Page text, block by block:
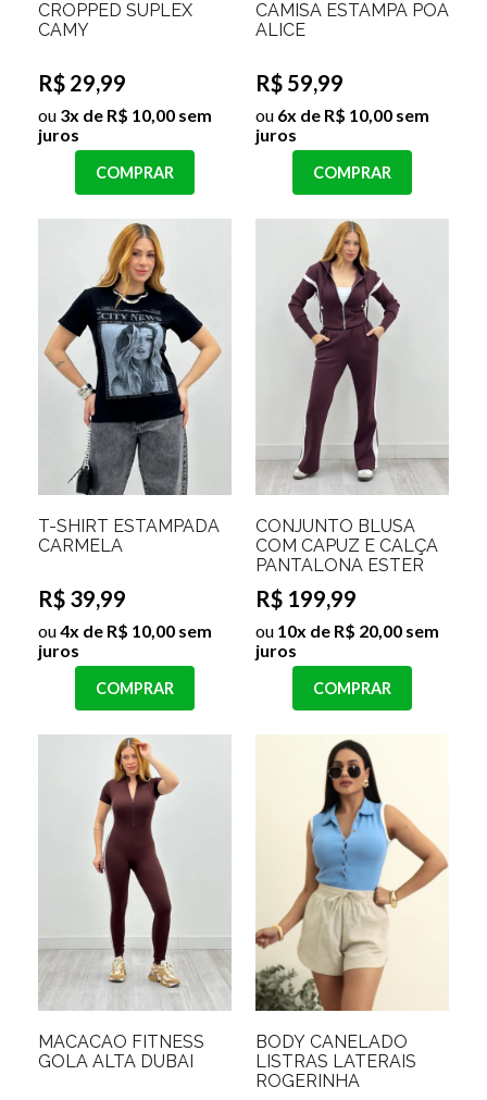
CROPPED SUPLEX
CAMY
R$ 29,99
ou 3x de R$ 10,00 sem
juros
COMPRAR
CAMISA ESTAMPA POÁ
ALICE
R$ 59,99
ou 6x de R$ 10,00 sem
juros
COMPRAR
T-SHIRT ESTAMPADA
CARMELA
R$ 39,99
ou4x de R$ 10,00 sem
juros
COMPRAR
CONJUNTO BLUSA
COM CAPUZ E CALÇA
PANTALONA ESTER
R$ 199,99
ou 10x de R$ 20,00 sem
juros
COMPRAR
MACACÃO FITNESS
GOLA ALTA DUBAI
BODY CANELADO
LISTRAS LATERAIS
ROGERINHA